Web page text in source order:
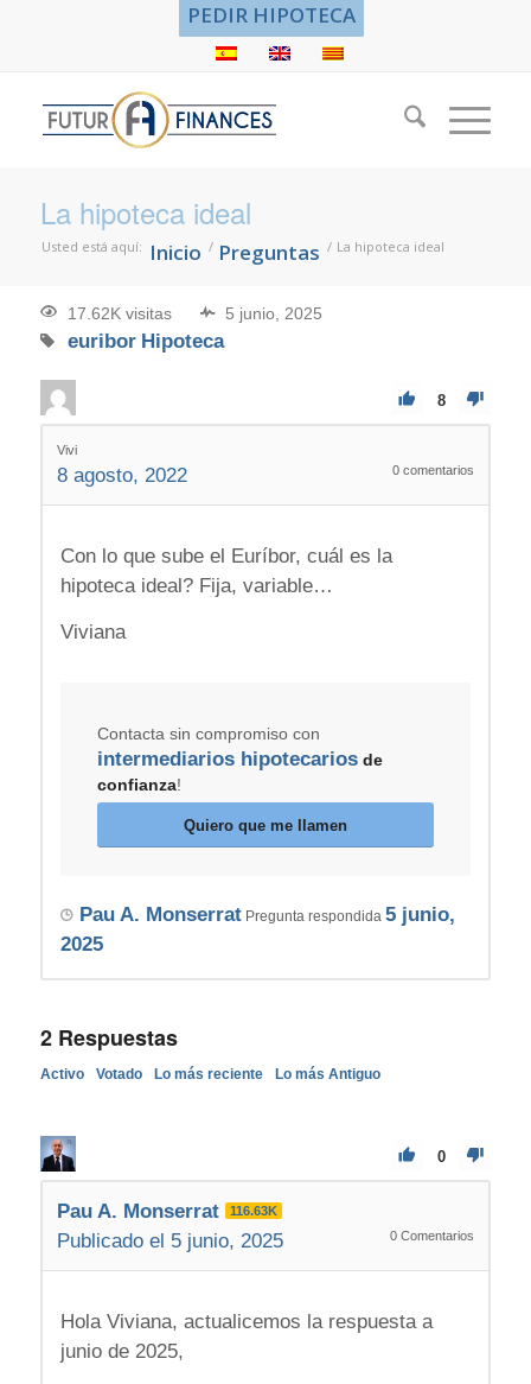
PEDIR HIPOTECA
La hipoteca ideal
Usted está aquí: Inicio / Preguntas / La hipoteca ideal
17.62K visitas 5 junio, 2025
euribor Hipoteca
8
Vivi
8 agosto, 2022 0 comentarios
Con lo que sube el Euríbor, cuál es la
hipoteca ideal? Fija, variable…
Viviana
Contacta sin compromiso con
intermediarios hipotecariosde
confianza!
Quiero que me llamen
Pau A. MonserratPregunta respondida 5 junio,
2025
2Respuestas
Activo Votado Lo más reciente Lo más Antiguo
0
Pau A. Monserrat 116.63K
Publicado el 5 junio, 2025 0 Comentarios
Hola Viviana, actualicemos la respuesta a
junio de 2025,